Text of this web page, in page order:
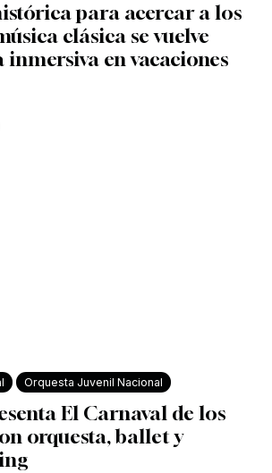
para acercar a los
clásica se vuelve
inmersiva en vacaciones
Orquesta Juvenil Nacional
El Carnaval de los
orquesta, ballet y